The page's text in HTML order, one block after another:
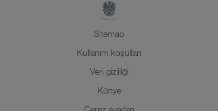
Sitemap
Kullanım koşulları
Veri gizliliği
Künye